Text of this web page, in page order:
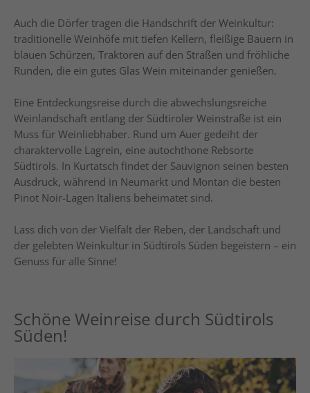
Auch die Dörfer tragen die Handschrift der Weinkultur:
traditionelle Weinhöfe mit tiefen Kellern, fleißige Bauern in
blauen Schürzen, Traktoren auf den Straßen und fröhliche
Runden, die ein gutes Glas Wein miteinander genießen.
Eine Entdeckungsreise durch die abwechslungsreiche
Weinlandschaft entlang der Südtiroler Weinstraße ist ein
Muss für Weinliebhaber. Rund um Auer gedeiht der
charaktervolle Lagrein, eine autochthone Rebsorte
Südtirols. In Kurtatsch findet der Sauvignon seinen besten
Ausdruck, während in Neumarkt und Montan die besten
Pinot Noir-Lagen Italiens beheimatet sind.
Lass dich von der Vielfalt der Reben, der Landschaft und
der gelebten Weinkultur in Südtirols Süden begeistern – ein
Genuss für alle Sinne!
Schöne Weinreise durch Südtirols
Süden!